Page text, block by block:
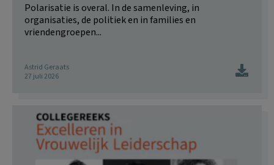
Polarisatie is overal. In de samenleving, in
organisaties, de politiek en in families en
vriendengroepen...
Astrid Geraats
27 juli 2026